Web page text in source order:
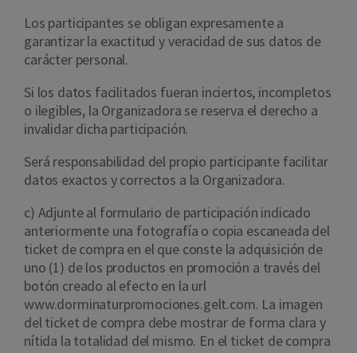
Los participantes se obligan expresamente a
garantizar la exactitud y veracidad de sus datos de
carácter personal.
Si los datos facilitados fueran inciertos, incompletos
o ilegibles, la Organizadora se reserva el derecho a
invalidar dicha participación.
Será responsabilidad del propio participante facilitar
datos exactos y correctos a la Organizadora.
c) Adjunte al formulario de participación indicado
anteriormente una fotografía o copia escaneada del
ticket de compra en el que conste la adquisición de
uno (1) de los productos en promoción a través del
botón creado al efecto en la url
www.dorminaturpromociones.gelt.com. La imagen
del ticket de compra debe mostrar de forma clara y
nítida la totalidad del mismo. En el ticket de compra